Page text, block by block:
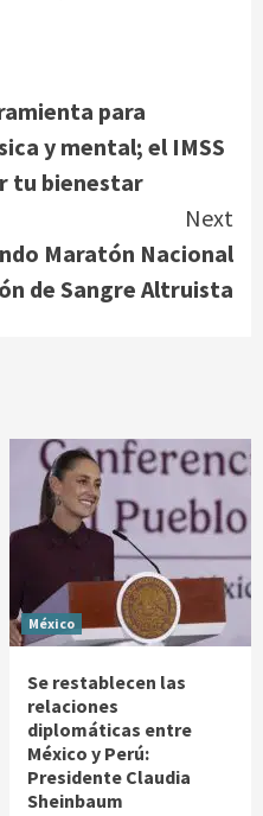
para
y mental; el IMSS
tu bienestar
Next
Maratón Nacional
de Sangre Altruista
México
Se restablecen las
relaciones
diplomáticas entre
México y Perú:
Presidente Claudia
Sheinbaum